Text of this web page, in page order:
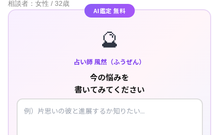
相談者：女性 / 32歳
AI鑑定 無料
🔮
占い師 風然（ふうぜん）
今の悩みを
書いてみてください